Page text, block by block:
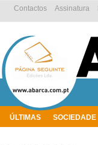
ÚLTIMAS SOCIEDADE
Assinatura
Contactos